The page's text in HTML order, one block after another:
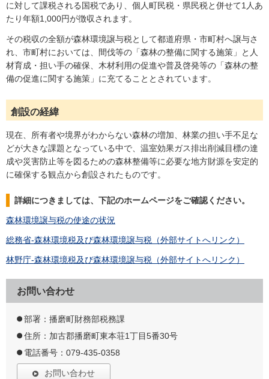
に対して課税される国税であり、個人町民税・県民税と併せて1人あ
たり年額1,000円が徴収されます。
その税収の全額が森林環境譲与税として都道府県・市町村へ譲与さ
れ、市町村においては、間伐等の「森林の整備に関する施策」と人
材育成・担い手の確保、木材利用の促進や普及啓発等の「森林の整
備の促進に関する施策」に充てることとされています。
創設の経緯
現在、所有者や境界がわからない森林の増加、林業の担い手不足な
どが大きな課題となっている中で、温室効果ガス排出削減目標の達
成や災害防止等を図るための森林整備等に必要な地方財源を安定的
に確保する観点から創設されたものです。
詳細につきましては、下記のホームページをご確認ください。
森林環境譲与税の使途の状況
総務省-森林環境税及び森林環境譲与税（外部サイトへリンク）
林野庁-森林環境税及び森林環境譲与税（外部サイトへリンク）
お問い合わせ
部署：播磨町財務部税務課
住所：加古郡播磨町東本荘1丁目5番30号
電話番号：079-435-0358
お問い合わせ